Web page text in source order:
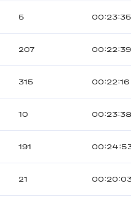
5 00:23:35
207 00:22:39
315 00:22:16
10 00:23:38
191
21